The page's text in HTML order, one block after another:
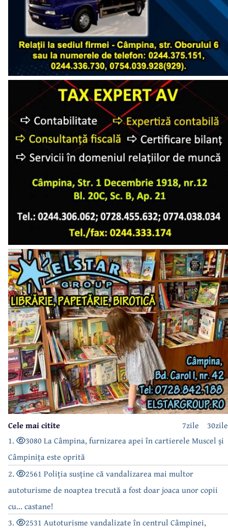
30zile
7zile
Cele mai citite
1.
3080 La Câmpina, furnizarea apei în cartierele Muscel și
Câmpinița este oprită
2.
2561 Poliția susține că vandalizarea mai multor
autoturisme de noaptea trecută a fost doar joaca unor copii
cu... castane!
3.
2531 Autoturisme vandalizate în centrul Câmpinei,